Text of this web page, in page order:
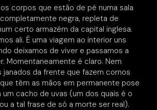
corpos que estão de pé numa sala
negra, repleta de
certo armazém da capital inglesa.
ali. É uma viagem ao interior uns
deixamos de viver e passamos a
Momentaneamente é claro. Nem
da frente que fazem cornos
têm as mãos em permanente pose
um cacho de uvas (um dos quais é o
a tal frase de só a morte ser real).